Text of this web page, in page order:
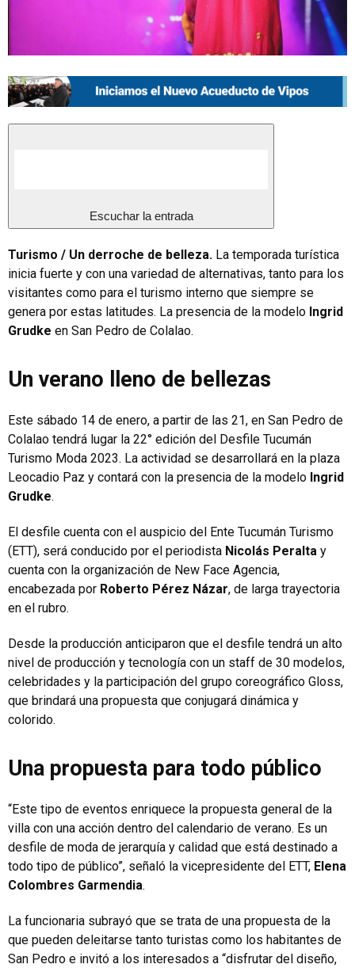
Escuchar la entrada
Turismo / Un derroche de belleza. La temporada turística
inicia fuerte y con una variedad de alternativas, tanto para los
visitantes como para el turismo interno que siempre se
genera por estas latitudes. La presencia de la modelo Ingrid
Grudke en San Pedro de Colalao.
Un verano lleno de bellezas
Este sábado 14 de enero, a partir de las 21, en San Pedro de
Colalao tendrá lugar la 22° edición del Desfile Tucumán
Turismo Moda 2023. La actividad se desarrollará en la plaza
Leocadio Paz y contará con la presencia de la modelo Ingrid
Grudke.
El desfile cuenta con el auspicio del Ente Tucumán Turismo
(ETT), será conducido por el periodista Nicolás Peralta y
cuenta con la organización de New Face Agencia,
encabezada por Roberto Pérez Názar, de larga trayectoria
en el rubro.
Desde la producción anticiparon que el desfile tendrá un alto
nivel de producción y tecnología con un staff de 30 modelos,
celebridades y la participación del grupo coreográfico Gloss,
que brindará una propuesta que conjugará dinámica y
colorido.
Una propuesta para todo público
“Este tipo de eventos enriquece la propuesta general de la
villa con una acción dentro del calendario de verano. Es un
desfile de moda de jerarquía y calidad que está destinado a
todo tipo de público”, señaló la vicepresidente del ETT, Elena
Colombres Garmendia.
La funcionaria subrayó que se trata de una propuesta de la
que pueden deleitarse tanto turistas como los habitantes de
San Pedro e invitó a los interesados a “disfrutar del diseño,